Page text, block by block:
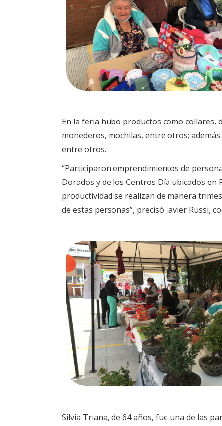
En la feria hubo productos como
monederos, mochilas, entre otros;
entre otros.
“Participaron emprendimientos de
Dorados y de los Centros Día ubicados
productividad se realizan de manera
de estas personas”, precisó Javier Russi,
Silvia Triana, de 64 años, fue una de las